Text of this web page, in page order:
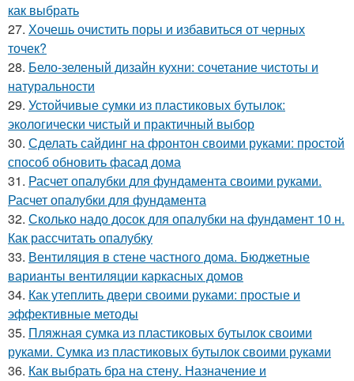
как выбрать
27. Хочешь очистить поры и избавиться от черных
точек?
28. Бело-зеленый дизайн кухни: сочетание чистоты и
натуральности
29. Устойчивые сумки из пластиковых бутылок:
экологически чистый и практичный выбор
30. Сделать сайдинг на фронтон своими руками: простой
способ обновить фасад дома
31. Расчет опалубки для фундамента своими руками.
Расчет опалубки для фундамента
32. Сколько надо досок для опалубки на фундамент 10 н.
Как рассчитать опалубку
33. Вентиляция в стене частного дома. Бюджетные
варианты вентиляции каркасных домов
34. Как утеплить двери своими руками: простые и
эффективные методы
35. Пляжная сумка из пластиковых бутылок своими
руками. Сумка из пластиковых бутылок своими руками
36. Как выбрать бра на стену. Назначение и